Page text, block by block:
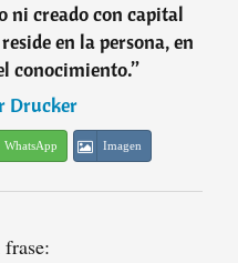
ni creado con capital
en la persona, en
conocimiento.”
Drucker
WhatsApp Imagen